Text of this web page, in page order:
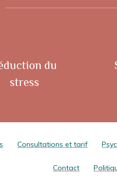
du
stress
Consultations et tarif
Contact